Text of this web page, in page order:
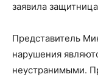
заявила
Представитель
нарушения
неустранимыми.